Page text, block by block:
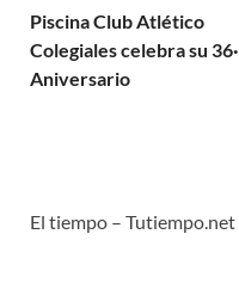
Piscina Club Atlético
Colegiales celebra su 36·
Aniversario
El tiempo – Tutiempo.net